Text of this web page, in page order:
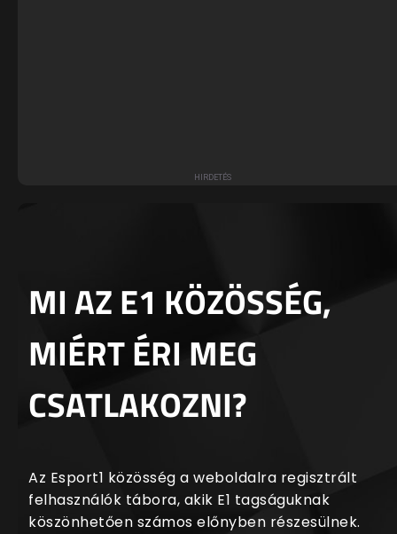
MI AZ E1 KÖZÖSSÉG,
MIÉRT ÉRI MEG
CSATLAKOZNI?
Az Esport1 közösség a weboldalra regisztrált
felhasználók tábora, akik E1 tagságuknak
köszönhetően számos előnyben részesülnek.